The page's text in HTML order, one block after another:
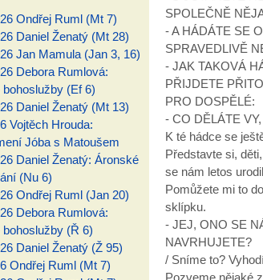
SPOLEČNĚ
- A HÁDÁTE SE
SPRAVEDLIVĚ
- JAK TAKOVÁ
PŘIJDETE
PRO DOSPĚLÉ:
- CO DĚLÁTE
K té hádce se
Představte si,
se nám letos
Pomůžete mi to
sklípku.
- JEJ, ONO SE
NAVRHUJETE?
/ Sníme to?
Pozveme nějaké
Ondřej Ruml (Mt 7)
Daniel Ženatý (Mt 28)
Jan Mamula (Jan 3, 16)
Debora Rumlová:
bohoslužby (Ef 6)
Daniel Ženatý (Mt 13)
Vojtěch Hrouda:
Jóba s Matoušem
Daniel Ženatý: Áronské
(Nu 6)
Ondřej Ruml (Jan 20)
Debora Rumlová:
bohoslužby (Ř 6)
Daniel Ženatý (Ž 95)
Ondřej Ruml (Mt 7)